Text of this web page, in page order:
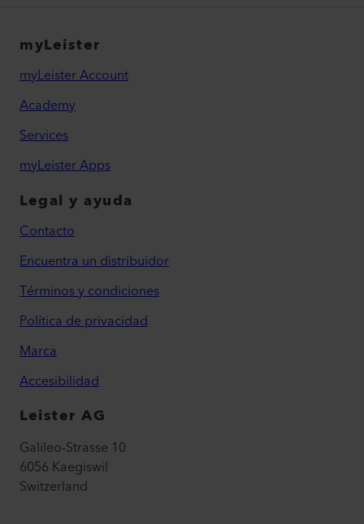
myLeister
myLeister Account
Academy
Services
myLeister Apps
Legal y ayuda
Contacto
Encuentra un distribuidor
Términos y condiciones
Política de privacidad
Marca
Accesibilidad
Leister AG
Galileo-Strasse 10
6056 Kaegiswil
Switzerland